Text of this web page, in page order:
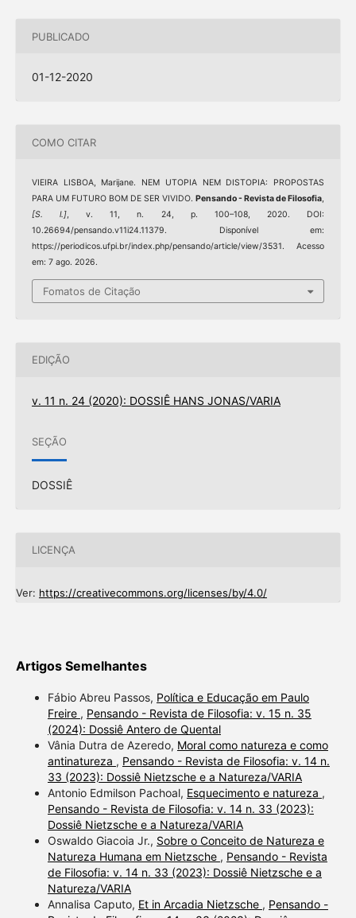
PUBLICADO
01-12-2020
COMO CITAR
VIEIRA LISBOA, Marijane. NEM UTOPIA NEM DISTOPIA: PROPOSTAS
PARA UM FUTURO BOM DE SER VIVIDO.Pensando - Revista de Filosofia,
[S. l.], v. 11, n. 24, p. 100–108, 2020. DOI:
10.26694/pensando.v11i24.11379. Disponível em:
https://periodicos.ufpi.br/index.php/pensando/article/view/3531. Acesso
em: 7 ago. 2026.
Fomatos de Citação
EDIÇÃO
v. 11 n. 24 (2020): DOSSIÊ HANS JONAS/VARIA
SEÇÃO
DOSSIÊ
LICENÇA
Ver: https://creativecommons.org/licenses/by/4.0/
Artigos Semelhantes
Fábio Abreu Passos, Política e Educação em Paulo
Freire , Pensando - Revista de Filosofia: v. 15 n. 35
(2024): Dossiê Antero de Quental
Vânia Dutra de Azeredo, Moral como natureza e como
antinatureza , Pensando - Revista de Filosofia: v. 14 n.
33 (2023): Dossiê Nietzsche e a Natureza/VARIA
Antonio Edmilson Pachoal, Esquecimento e natureza ,
Pensando - Revista de Filosofia: v. 14 n. 33 (2023):
Dossiê Nietzsche e a Natureza/VARIA
Oswaldo Giacoia Jr., Sobre o Conceito de Natureza e
Natureza Humana em Nietzsche , Pensando - Revista
de Filosofia: v. 14 n. 33 (2023): Dossiê Nietzsche e a
Natureza/VARIA
Annalisa Caputo, Et in Arcadia Nietzsche , Pensando -